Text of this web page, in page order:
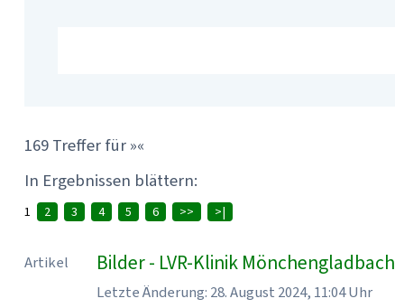
169 Treffer für »«
In Ergebnissen blättern:
1 2 3 4 5 6 >> >|
Artikel Bilder - LVR-Klinik Mönchengladbach
Letzte Änderung: 28. August 2024, 11:04 Uhr